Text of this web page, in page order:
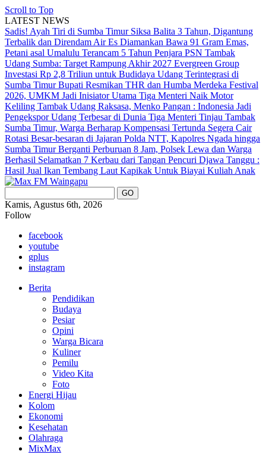
Scroll to Top
LATEST NEWS
Sadis! Ayah Tiri di Sumba Timur Siksa Balita 3 Tahun, Digantung
Terbalik dan Direndam Air Es Diamankan Bawa 91 Gram Emas,
Petani asal Umalulu Terancam 5 Tahun Penjara PSN Tambak
Udang Sumba: Target Rampung Akhir 2027 Evergreen Group
Investasi Rp 2,8 Triliun untuk Budidaya Udang Terintegrasi di
Sumba TimurBupati Resmikan THR dan Humba Merdeka Festival
2026, UMKM Jadi Inisiator Utama Tiga Menteri Naik Motor
Keliling Tambak Udang Raksasa, Menko Pangan : Indonesia Jadi
Pengekspor Udang Terbesar di Dunia Tiga Menteri Tinjau Tambak
Sumba Timur, Warga Berharap Kompensasi Tertunda Segera Cair
Rotasi Besar-besaran di Jajaran Polda NTT, Kapolres Ngada hingga
Sumba Timur Berganti Perburuan 8 Jam, Polsek Lewa dan Warga
Berhasil Selamatkan 7 Kerbau dari Tangan Pencuri Djawa Tanggu :
Hasil Jual Ikan Tembang Laut Kapikak Untuk Biayai Kuliah Anak
Kamis, Agustus 6th, 2026
Follow
facebook
youtube
gplus
instagram
Berita
Pendidikan
Budaya
Pesiar
Opini
Warga Bicara
Kuliner
Pemilu
Video Kita
Foto
Energi Hijau
Kolom
Ekonomi
Kesehatan
Olahraga
MixMax